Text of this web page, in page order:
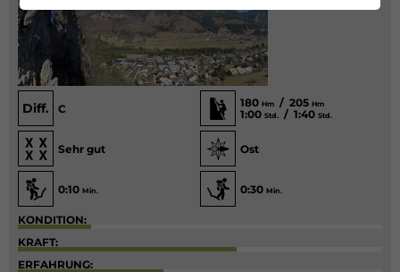
Diff. C 180 Hm / 205 Hm
1:00 Std. / 1:40 Std.
Sehr gut Ost
0:10 Min. 0:30 Min.
KONDITION:
KRAFT:
ERFAHRUNG: